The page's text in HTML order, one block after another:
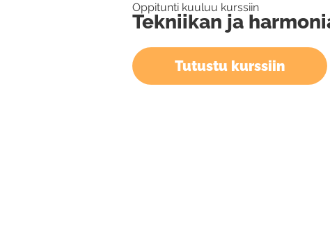
Oppitunti kuuluu kurssiin
Tekniikan ja
Tutustu kurssiin